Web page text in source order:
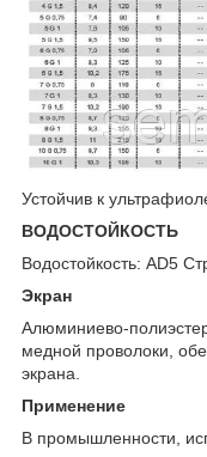
Устойчив к
ВОДОСТОЙКОСТЬ
Водостойкость: AD5
Экран
Алюминиево-
медной проволоки,
экрана.
Применение
В промышленности,